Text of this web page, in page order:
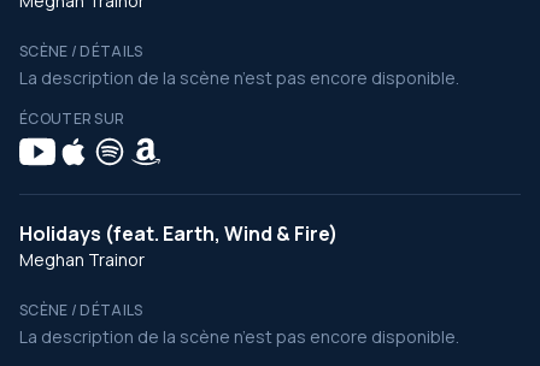
SCÈNE / DÉTAILS
La description de la scène n’est pas encore disponible.
ÉCOUTER SUR
Holidays (feat. Earth, Wind & Fire)
Meghan Trainor
SCÈNE / DÉTAILS
La description de la scène n’est pas encore disponible.